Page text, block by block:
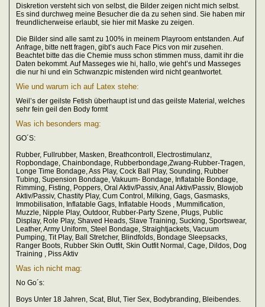
Diskretion versteht sich von selbst, die Bilder zeigen nicht mich selbst.
Es sind durchweg meine Besucher die da zu sehen sind. Sie haben mir
freundlicherweise erlaubt, sie hier mit Maske zu zeigen.
Die Bilder sind alle samt zu 100% in meinem Playroom entstanden. Auf
Anfrage, bitte nett fragen, gibt’s auch Face Pics von mir zusehen.
Beachtet bitte das die Chemie muss schon stimmen muss, damit ihr die
Daten bekommt. Auf Masseges wie hi, hallo, wie geht’s und Masseges
die nur hi und ein Schwanzpic mistenden wird nicht geantwortet.
Wie und warum ich auf Latex stehe:
Weil’s der geilste Fetish überhaupt ist und das geilste Material, welches
sehr fein geil den Body formt
Was ich besonders mag:
GO´S:
Rubber, Fullrubber, Masken, Breathcontroll, Electrostimulanz,
Ropbondage, Chainbondage, Rubberbondage,Zwang-Rubber-Tragen,
Longe Time Bondage, Ass Play, Cock Ball Play, Sounding, Rubber
Tubing, Supension Bondage, Vakuum- Bondage, Inflatable Bondage,
Rimming, Fisting, Poppers, Oral Aktiv/Passiv, Anal Aktiv/Passiv, Blowjob
Aktiv/Passiv, Chastity Play, Cum Control, Milking, Gags, Gasmasks,
Immobilisation, Inflatable Gags, Inflatable Hoods , Mummification,
Muzzle, Nipple Play, Outdoor, Rubber-Party Szene, Plugs, Public
Display, Role Play, Shaved Heads, Slave Training, Sucking, Sportswear,
Leather, Army Uniform, Steel Bondage, Straightjackets, Vacuum
Pumping, Tit Play, Ball Stretcher, Blindfolds, Bondage Sleepsacks,
Ranger Boots, Rubber Skin Outfit, Skin Outfit Normal, Cage, Dildos, Dog
Training , Piss Aktiv
Was ich nicht mag:
No Go´s:
Boys Unter 18 Jahren, Scat, Blut, Tier Sex, Bodybranding, Bleibendes.